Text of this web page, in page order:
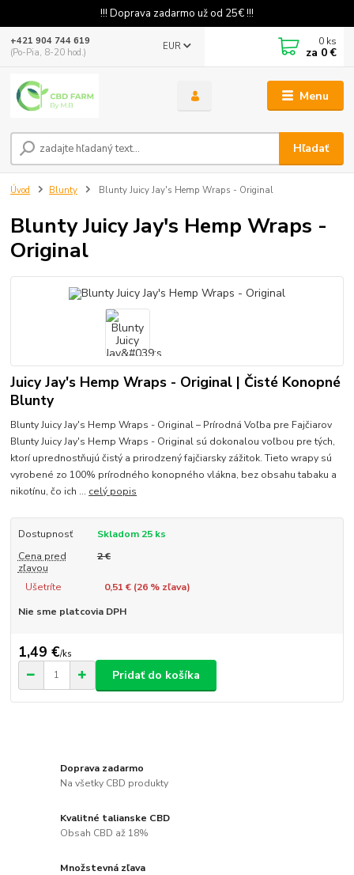
!!! Doprava zadarmo už od 25€ !!!
Menu
EUR
Hľadať
+421 904 744 619
(Po-Pia, 8-20 hod.)
0 ks
za 0 €
Úvod Blunty Blunty Juicy Jay's Hemp Wraps - Original
Blunty Juicy Jay's Hemp Wraps -
Original
Juicy Jay's Hemp Wraps - Original | Čisté Konopné
Blunty
Blunty Juicy Jay's Hemp Wraps - Original – Prírodná Voľba pre Fajčiarov
Blunty Juicy Jay's Hemp Wraps - Original sú dokonalou voľbou pre tých,
ktorí uprednostňujú čistý a prirodzený fajčiarsky zážitok. Tieto wrapy sú
vyrobené zo 100% prírodného konopného vlákna, bez obsahu tabaku a
nikotínu, čo ich ... celý popis
Dostupnosť
Skladom 25 ks
Cena pred
zľavou
2 €
Ušetríte 0,51 € (26% zľava)
Nie sme platcovia DPH
1,49 €/ks
Pridať do košíka
Doprava zadarmo
Na všetky CBD produkty
Kvalitné talianske CBD
Obsah CBD až 18%
Množstevná zľava